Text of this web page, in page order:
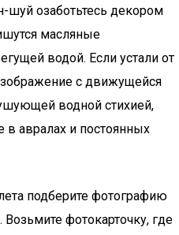
озаботьтесь декором
масляные
водой. Если устали от
с движущейся
водной стихией,
в авралах и постоянных
подберите фотографию
фотокарточку, где